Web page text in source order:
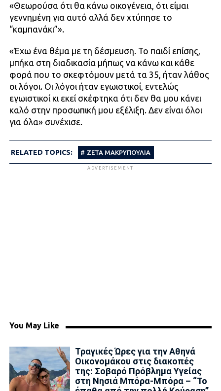
«Θεωρούσα ότι θα κάνω οικογένεια, ότι είμαι
γεννημένη για αυτό αλλά δεν χτύπησε το
“καμπανάκι”».
«Έχω ένα θέμα με τη δέσμευση. Το παιδί επίσης,
μπήκα στη διαδικασία μήπως να κάνω και κάθε
φορά που το σκεφτόμουν μετά τα 35, ήταν λάθος
οι λόγοι. Οι λόγοι ήταν εγωιστικοί, εντελώς
εγωιστικοί κι εκεί σκέφτηκα ότι δεν θα μου κάνει
καλό στην προσωπική μου εξέλιξη. Δεν είναι όλοι
για όλα» συνέχισε.
RELATED TOPICS: ΖΕΤΑ ΜΑΚΡΥΠΟΥΛΙΑ
ADVERTISEMENT
You May Like
Τραγικές Ώρες για την Αθηνά
Οικονομάκου στις διακοπές
της: Σοβαρό Πρόβλημα Υγείας
στη Νησιά Μπόρα-Μπόρα – “Το